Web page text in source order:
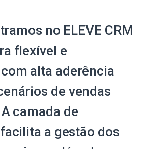
no ELEVE CRM
flexível e
alta aderência
de vendas
camada de
a gestão dos